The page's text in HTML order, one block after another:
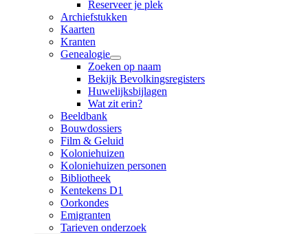
Reserveer je plek
Archiefstukken
Kaarten
Kranten
Genealogie
Zoeken op naam
Bekijk Bevolkingsregisters
Huwelijksbijlagen
Wat zit erin?
Beeldbank
Bouwdossiers
Film & Geluid
Koloniehuizen
Koloniehuizen personen
Bibliotheek
Kentekens D1
Oorkondes
Emigranten
Tarieven onderzoek